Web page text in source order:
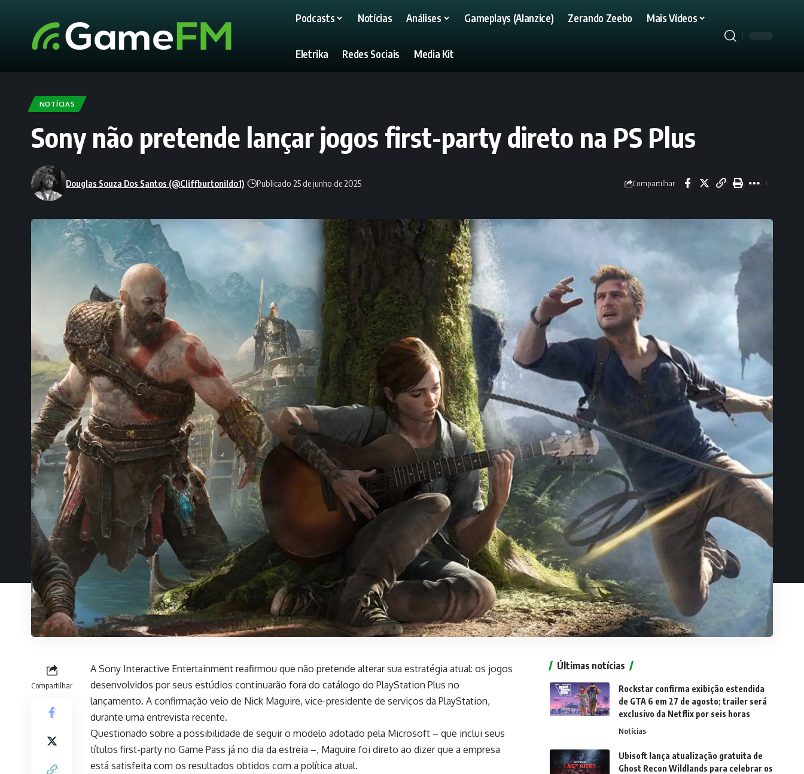
Podcasts Notícias Análises Gameplays (Alanzice) Zerando Zeebo Mais Vídeos
Eletrika Redes Sociais Media Kit
NOTÍCIAS
Sony não pretende lançar jogos first-party direto na PS Plus
Douglas Souza Dos Santos (@Cliffburtonildo1) Publicado 25 de junho de 2025 Compartilhar
Compartilhar
A Sony Interactive Entertainment reafirmou que não pretende alterar sua estratégia atual: os jogos
desenvolvidos por seus estúdios continuarão fora do catálogo do PlayStation Plus no
lançamento. A confirmação veio de Nick Maguire, vice-presidente de serviços da PlayStation,
durante uma entrevista recente.
Questionado sobre a possibilidade de seguir o modelo adotado pela Microsoft – que inclui seus
títulos first-party no Game Pass já no dia da estreia –, Maguire foi direto ao dizer que a empresa
está satisfeita com os resultados obtidos com a política atual.
Últimas notícias
Rockstar confirma exibição estendida
de GTA 6 em 27 de agosto; trailer será
exclusivo da Netflix por seis horas
Notícias
Ubisoft lança atualização gratuita de
Ghost Recon Wildlands para celebrar os